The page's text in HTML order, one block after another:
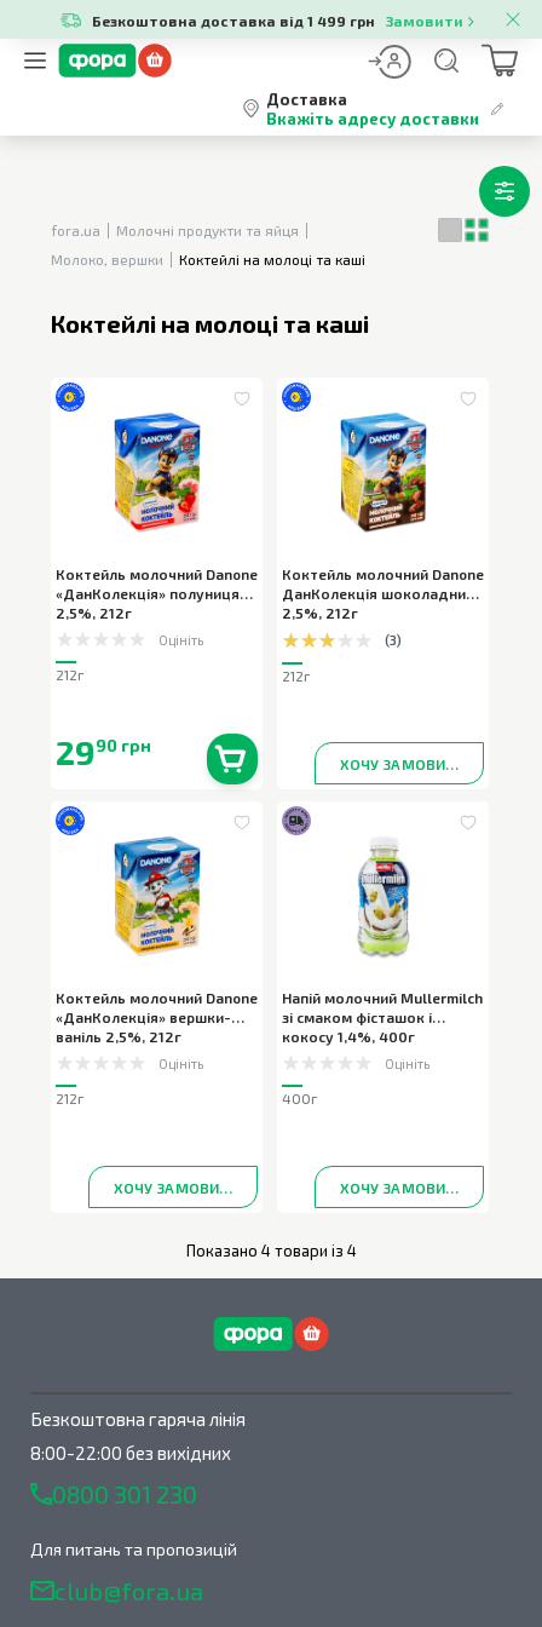
Безкоштовна доставка від 1 499 грн Замовити
Доставка
Вкажіть адресу доставки
fora.ua
Молочні продукти та яйця
Молоко, вершки
Коктейлі на молоці та каші
Коктейлі на молоці та каші
Коктейль молочний Danone
«ДанКолекція» полуниця
2,5%, 212г
Оцініть
212г
2990 грн
Коктейль молочний Danone
ДанКолекція шоколадний
2,5%, 212г
(3)
212г
ХОЧУ ЗАМОВИТИ
Коктейль молочний Danone
«ДанКолекція» вершки-
ваніль 2,5%, 212г
Оцініть
212г
ХОЧУ ЗАМОВИТИ
Напій молочний Mullermilch
зі смаком фісташок і
кокосу 1,4%, 400г
Оцініть
400г
ХОЧУ ЗАМОВИТИ
Показано 4 товари із 4
Безкоштовна гаряча лінія
8:00-22:00 без вихідних
0800 301 230
Для питань та пропозицій
club@fora.ua